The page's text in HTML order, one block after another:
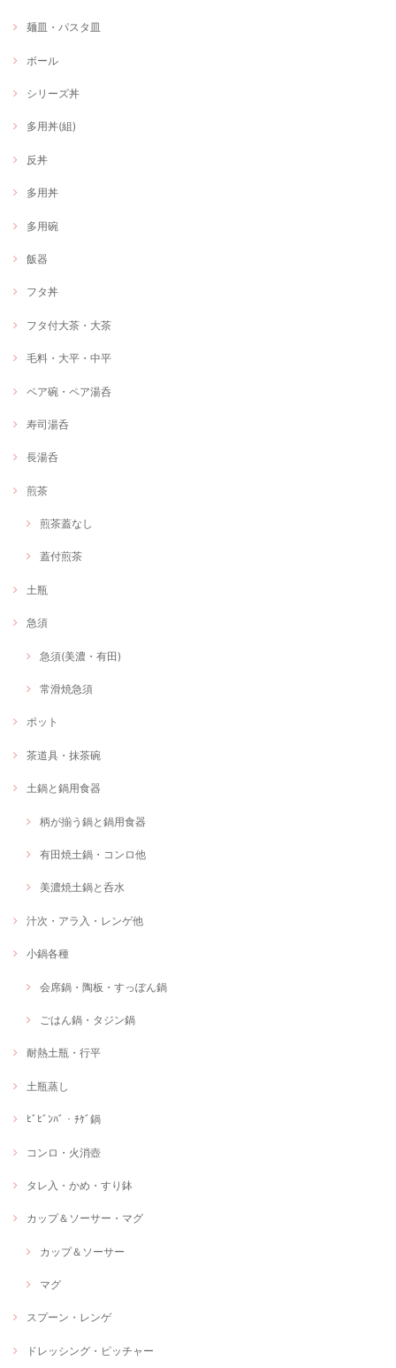
麺皿・パスタ皿
ボール
シリーズ丼
多用丼(組)
反丼
多用丼
多用碗
飯器
フタ丼
フタ付大茶・大茶
毛料・大平・中平
ペア碗・ペア湯呑
寿司湯呑
長湯呑
煎茶
煎茶蓋なし
蓋付煎茶
土瓶
急須
急須(美濃・有田)
常滑焼急須
ポット
茶道具・抹茶碗
土鍋と鍋用食器
柄が揃う鍋と鍋用食器
有田焼土鍋・コンロ他
美濃焼土鍋と呑水
汁次・アラ入・レンゲ他
小鍋各種
会席鍋・陶板・すっぽん鍋
ごはん鍋・タジン鍋
耐熱土瓶・行平
土瓶蒸し
ﾋﾞﾋﾞﾝﾊﾞ・ﾁｹﾞ鍋
コンロ・火消壺
タレ入・かめ・すり鉢
カップ＆ソーサー・マグ
カップ＆ソーサー
マグ
スプーン・レンゲ
ドレッシング・ピッチャー